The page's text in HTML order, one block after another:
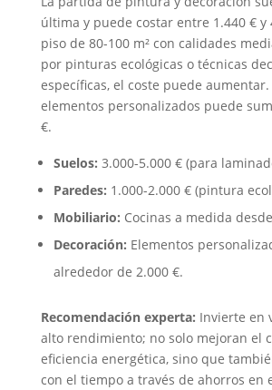
última y puede costar entre 1.440 € y
piso de 80-100 m² con calidades
por pinturas ecológicas o técnicas
específicas, el coste puede
elementos personalizados puede
€.
Suelos: 3.000-5.000 € (para
Paredes: 1.000-2.000 € (pintura
Mobiliario: Cocinas a medida
Decoración: Elementos
alrededor de 2.000 €.
Recomendación experta: Invierte en
alto rendimiento; no solo mejoran el
eficiencia energética, sino que
con el tiempo a través de ahorros en